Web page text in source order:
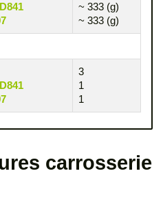
~ 333 (g)
~ 333 (g)
3
1
1
carrosserie